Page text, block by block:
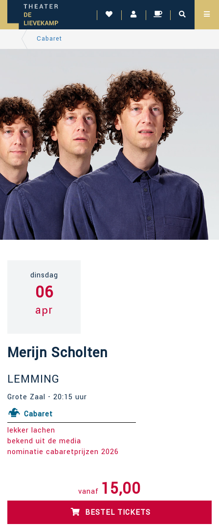
Cabaret
dinsdag
06
apr
Merijn Scholten
LEMMING
Grote Zaal - 20:15 uur
Cabaret
lekker lachen
bekend uit de media
nominatie cabaretprijzen 2026
vanaf 15,00
BESTEL TICKETS